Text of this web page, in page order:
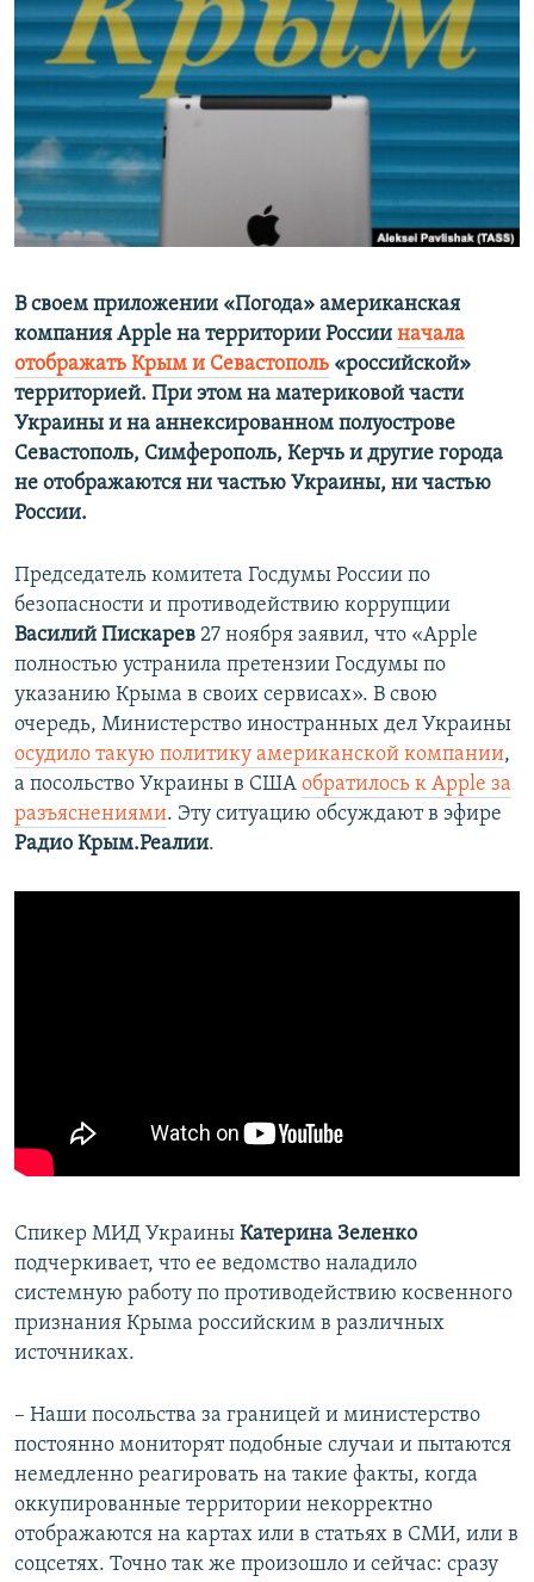
ПОБЕДИТЕЛЕЙ НЕ СУДЯТ?
КРЫМ.НЕПОКОРЕННЫЙ
ELIFBE
УКРАИНСКАЯ ПРОБЛЕМА КРЫМА
ПРИСОЕДИНЯЙТЕСЬ!
Все сайты RFE/RL
В своем приложении «Погода» американская
компания Apple на территории России начала
отображать Крым и Севастополь «российской»
территорией. При этом на материковой части
Украины и на аннексированном полуострове
Севастополь, Симферополь, Керчь и другие города
не отображаются ни частью Украины, ни частью
России.
Председатель комитета Госдумы России по
безопасности и противодействию коррупции
Василий Пискарев 27 ноября заявил, что «Apple
полностью устранила претензии Госдумы по
указанию Крыма в своих сервисах». В свою
очередь, Министерство иностранных дел Украины
осудило такую политику американской компании,
а посольство Украины в США обратилось к Apple за
разъяснениями. Эту ситуацию обсуждают в эфире
Радио Крым.Реалии.
Спикер МИД Украины Катерина Зеленко
подчеркивает, что ее ведомство наладило
системную работу по противодействию косвенного
признания Крыма российским в различных
источниках.
– Наши посольства за границей и министерство
постоянно мониторят подобные случаи и пытаются
немедленно реагировать на такие факты, когда
оккупированные территории некорректно
отображаются на картах или в статьях в СМИ, или в
соцсетях. Точно так же произошло и сейчас: сразу